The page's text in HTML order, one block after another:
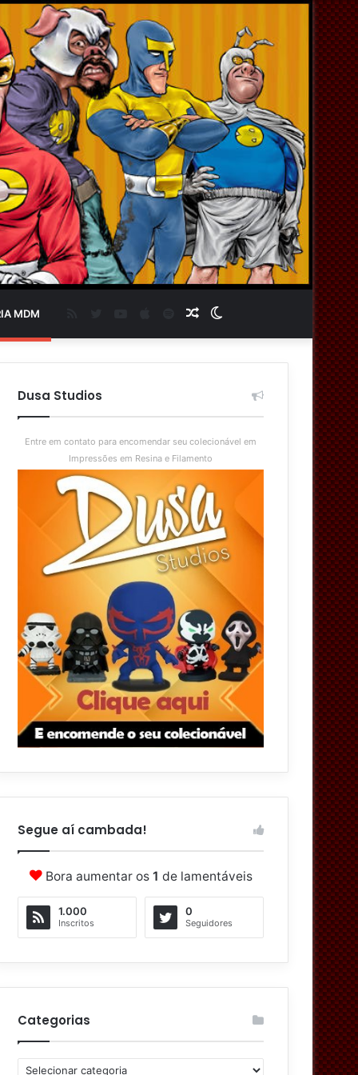
MDM
skin
Artigo
aleatório
Spotify
Dusa Studios
Entre em contato para encomendar seu colecionável em
Impressões em Resina e Filamento
Segue aí cambada!
Bora aumentar os 1 de lamentáveis
1.000
Inscritos
0
Seguidores
Categorias